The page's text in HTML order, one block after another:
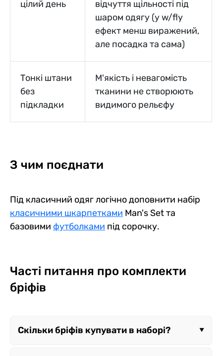
цілий день
відчуття щільності під
шаром одягу (у w/fly
ефект менш виражений,
але посадка та сама)
Тонкі штани
без
підкладки
М'якість і невагомість
тканини не створюють
видимого рельєфу
З чим поєднати
Під класичний одяг логічно доповнити набір
класичними шкарпетками Man's Set та
базовими футболками під сорочку.
Часті питання про комплекти
бріфів
Скільки бріфів купувати в наборі?